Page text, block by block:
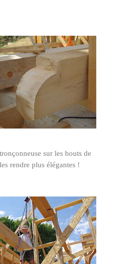
sur les bouts de
rendre plus élégantes !